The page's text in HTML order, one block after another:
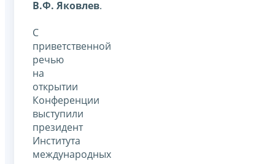
В.Ф. Яковлев.
С
приветственной
речью
на
открытии
Конференции
выступили
президент
Института
международных